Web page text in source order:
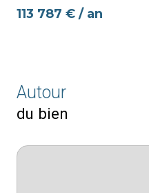
113 787 € / an
Autour
du bien